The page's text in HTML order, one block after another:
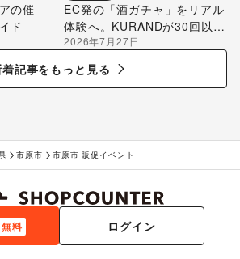
の催
ド
EC発の「酒ガチャ」をリアル
体験へ。KURANDが30回以上
のポップアップ出店で届け
る“新しいお酒との出会い”
2026年7月27日
着記事をもっと見る
市原市 市原市 販促イベント
無料 ログイン